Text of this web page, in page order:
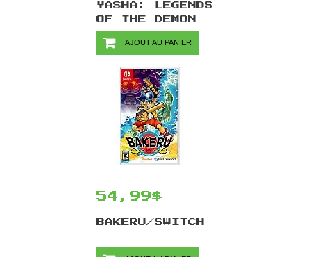
YASHA: LEGENDS
OF THE DEMON
BLADE DELUXE
EDITION/SWITCH
AJOUT AU PANIER
54,99$
BAKERU/SWITCH